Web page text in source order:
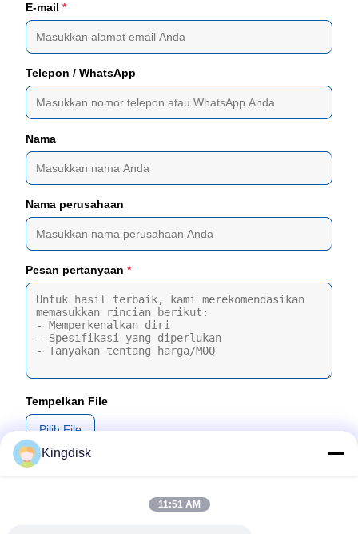
E-mail *
Telepon / WhatsApp
Nama
Nama perusahaan
Pesan pertanyaan *
Tempelkan File
Pilih File
Anda dapat mengunggah hingga 5 file dan Setiap file berukuran
maksimal 10MB
Kirim
Kingdisk
11:51 AM